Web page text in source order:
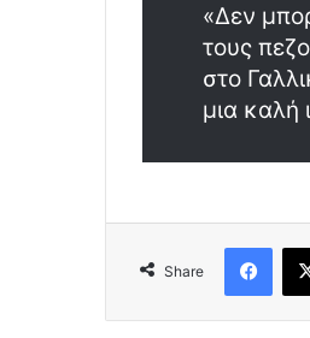
«Δεν
τους
στο
μια καλή
Share